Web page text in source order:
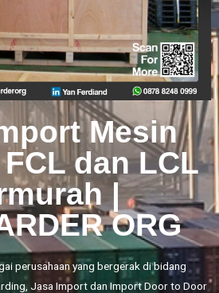
Mesin
dan LCL
|
ORG
perusahaan yang bergerak di bidang
Jasa Importdan Import Door to Door